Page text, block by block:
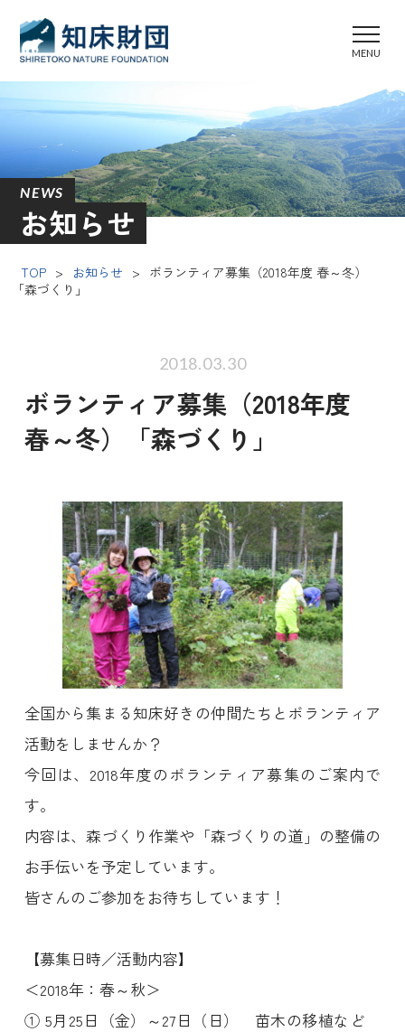
NEWS
お知らせ
TOP > お知らせ > ボランティア募集（2018年度 春～冬）
「森づくり」
2018.03.30
ボランティア募集（2018年度
春～冬）「森づくり」
全国から集まる知床好きの仲間たちとボランティア
活動をしませんか？
今回は、2018年度のボランティア募集のご案内で
す。
内容は、森づくり作業や「森づくりの道」の整備の
お手伝いを予定しています。
皆さんのご参加をお待ちしています！
【募集日時／活動内容】
＜2018年：春～秋＞
① 5月25日（金）～27日（日） 苗木の移植など